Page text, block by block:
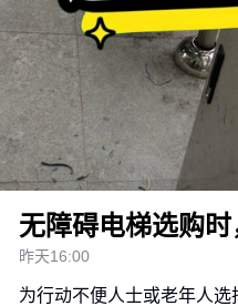
无障碍电梯选购
昨天16:00
为行动不便人士或老年人